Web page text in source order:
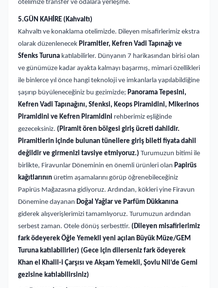
otelimize transfer ve odalara yerleşme.
5.GÜN KAHİRE (Kahvaltı)
Kahvaltı ve konaklama otelimizde. Dileyen misafirlerimiz ekstra
olarak düzenlenecek Piramitler, Kefren Vadi Tapınağı ve
Sfenks Turuna katılabilirler. Dünyanın 7 harikasından birisi olan
ve günümüze kadar ayakta kalmayı başarmış, mimari özellikleri
ile binlerce yıl önce hangi teknoloji ve imkanlarla yapılabildiğine
şaşırıp büyüleneceğiniz bu gezimizde; Panorama Tepesini,
Kefren Vadi Tapınağını, Sfenksi, Keops Piramidini, Mikerinos
Piramidini ve Kefren Piramidini rehberimiz eşliğinde
gezeceksiniz. (Piramit ören bölgesi giriş ücreti dahildir.
Piramitlerin içinde bulunan tünellere giriş bileti fiyata dahil
değildir ve girmenizi tavsiye etmiyoruz.) Turumuzun bitimi ile
birlikte, Firavunlar Döneminin en önemli ürünleri olan Papirüs
kağıtlarının üretim aşamalarını görüp öğrenebileceğiniz
Papirüs Mağazasına gidiyoruz. Ardından, kökleri yine Firavun
Dönemine dayanan Doğal Yağlar ve Parfüm Dükkanına
giderek alışverişlerimizi tamamlıyoruz. Turumuzun ardından
serbest zaman. Otele dönüş serbesttir. (Dileyen misafirlerimiz
fark ödeyerek Öğle Yemekli yeni açılan Büyük Müze/GEM
Turuna katılabilirler) (Gece için dilerseniz fark ödeyerek
Khan el Khalil-i Çarşısı ve Akşam Yemekli, Şovlu Nil’de Gemi
gezisine katılabilirsiniz)